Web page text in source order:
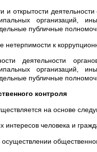
и открытости
организаций,
публичные
к
деятельности
организаций,
публичные
контроля
на основе
интересов человека и
осуществлении